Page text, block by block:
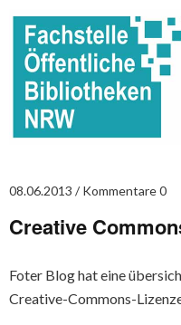
08.06.2013 Kommentare 0
Creative
Foter Blog hat eine
Creative-Commons-